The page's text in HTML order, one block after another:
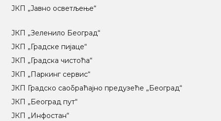
ЈКП „Јавно осветљење“
ЈКП „Зеленило Београд“
ЈКП „Градске пијаце“
ЈКП „Градска чистоћа“
ЈКП „Паркинг сервис“
ЈКП Градско саобраћајно предузеће „Београд“
ЈКП „Београд пут“
ЈКП „Инфостан“